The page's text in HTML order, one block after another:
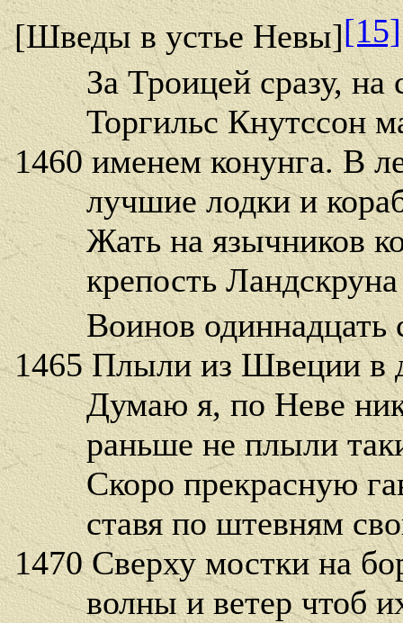
[Шведы в устье Невы][15]
За Троицей сразу, на
Торгильс Кнутссон
1460 именем конунга. В
лучшие лодки и
Жать на язычников
крепость Ландскруна
Воинов одиннадцать
1465 Плыли из Швеции в
Думаю я, по Неве
раньше не плыли
Скоро прекрасную
ставя по штевням
1470 Сверху мостки на
волны и ветер чтоб их